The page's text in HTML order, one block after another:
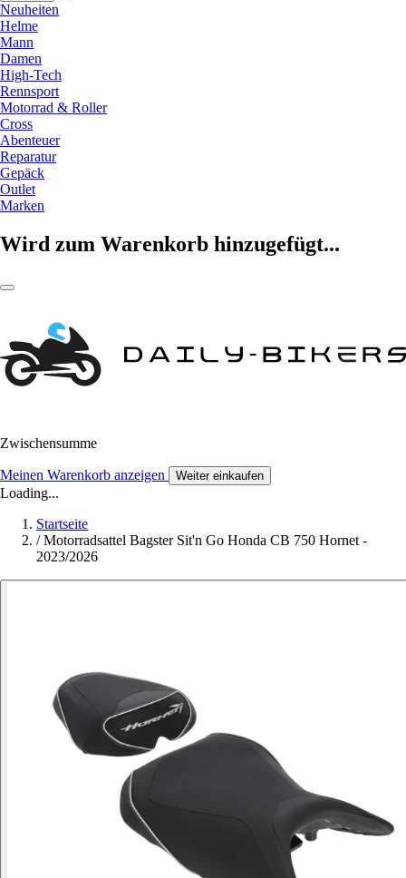
Neuheiten
Helme
Mann
Damen
High-Tech
Rennsport
Motorrad & Roller
Cross
Abenteuer
Reparatur
Gepäck
Outlet
Marken
Wird zum Warenkorb hinzugefügt...
Zwischensumme
Meinen Warenkorb anzeigen Weiter einkaufen
Loading...
Startseite
/ Motorradsattel Bagster Sit'n Go Honda CB 750 Hornet -
2023/2026